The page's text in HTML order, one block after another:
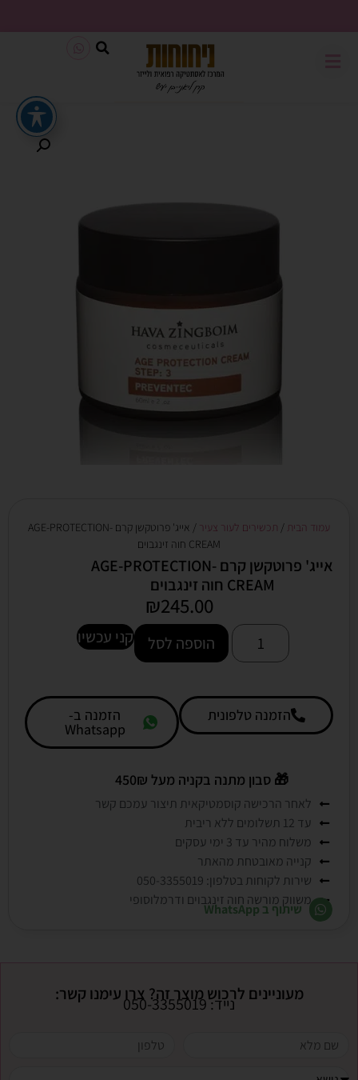
משלוח חינם בכל קנייה מעל 199₪
עמוד הבית / תכשירים לעור צעיר
/ אייג' פרוטקשן קרם AGE-PROTECTION-
CREAM חוה זינגבוים
אייג' פרוטקשן קרם AGE-PROTECTION-
CREAM חוה זינגבוים
₪245.00
הוספה לסל קני עכשיו
הזמנה טלפונית הזמנה ב-
Whatsapp
🎁 סבון מתנה בקניה מעל 450₪
לאחר הרכישה קוסמטיקאית תיצור עמכם קשר
עד 12 תשלומים ללא ריבית
משלוח מהיר עד 3 ימי עסקים
קנייה מאובטחת מהאתר
שירות לקוחות בטלפון: 050-3355019
משווק מורשה חוה זינגבוים ודרמלוסופי
שיתוף ב WhatsApp
מעוניינים לרכוש מוצר זה? צרו עימנו קשר:
נייד: 050-3355019